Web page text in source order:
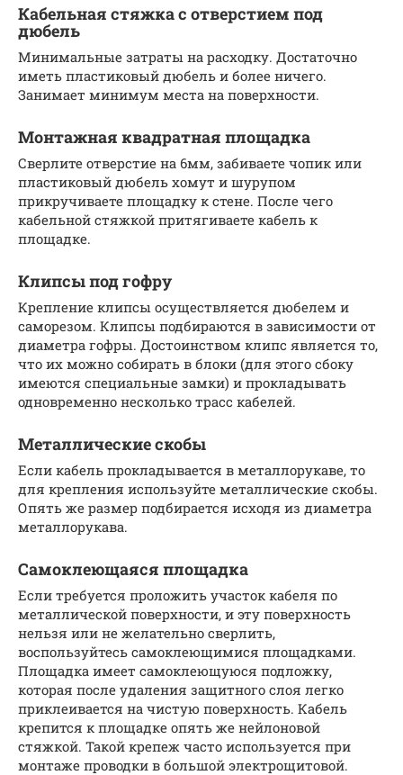
Кабельная стяжка с отверстием под
дюбель
Минимальные затраты на расходку. Достаточно
иметь пластиковый дюбель и более ничего.
Занимает минимум места на поверхности.
Монтажная квадратная площадка
Сверлите отверстие на 6мм, забиваете чопик или
пластиковый дюбель хомут и шурупом
прикручиваете площадку к стене. После чего
кабельной стяжкой притягиваете кабель к
площадке.
Клипсы под гофру
Крепление клипсы осуществляется дюбелем и
саморезом. Клипсы подбираются в зависимости от
диаметра гофры. Достоинством клипс является то,
что их можно собирать в блоки (для этого сбоку
имеются специальные замки) и прокладывать
одновременно несколько трасс кабелей.
Металлические скобы
Если кабель прокладывается в металлорукаве, то
для крепления используйте металлические скобы.
Опять же размер подбирается исходя из диаметра
металлорукава.
Самоклеющаяся площадка
Если требуется проложить участок кабеля по
металлической поверхности, и эту поверхность
нельзя или не желательно сверлить,
воспользуйтесь самоклеющимися площадками.
Площадка имеет самоклеющуюся подложку,
которая после удаления защитного слоя легко
приклеивается на чистую поверхность. Кабель
крепится к площадке опять же нейлоновой
стяжкой. Такой крепеж часто используется при
монтаже проводки в большой электрощитовой.